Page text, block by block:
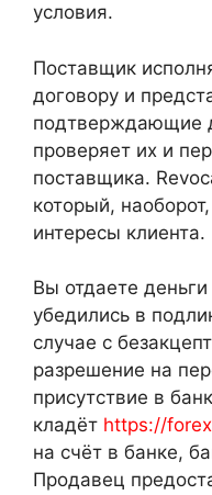
условия.
Поставщик
договору и
подтверждающие
проверяет их и
поставщика.
который,
интересы клиента.
Вы отдаете деньги
убедились в
случае с
разрешение на
присутствие в
кладёт https://
на счёт в банке,
Продавец